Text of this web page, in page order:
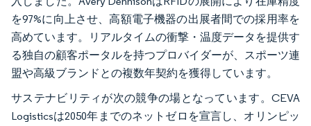
を97%に向上させ、高額電子機器の出展者間での採用率を
高めています。リアルタイムの衝撃・温度データを提供す
る独自の顧客ポータルを持つプロバイダーが、スポーツ連
盟や高級ブランドとの複数年契約を獲得しています。
サステナビリティが次の競争の場となっています。CEVA
Logisticsは2050年までのネットゼロを宣言し、オリンピッ